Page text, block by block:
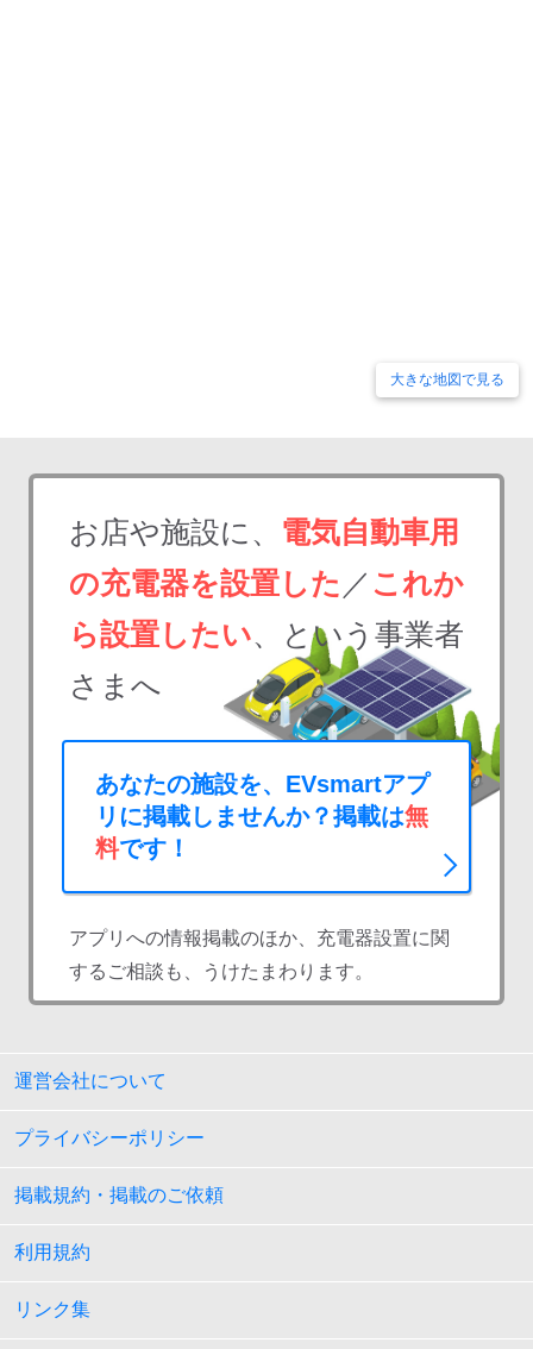
大きな地図で見る
お店や施設に、 電気自動車用
の充電器を設置した ／ これか
ら設置したい、という事業者
さまへ
あなたの施設を、EVsmartアプ
リに掲載しませんか？掲載は無
料です！
アプリへの情報掲載のほか、充電器設置に関
するご相談も、うけたまわります。
運営会社について
プライバシーポリシー
掲載規約・掲載のご依頼
利用規約
リンク集